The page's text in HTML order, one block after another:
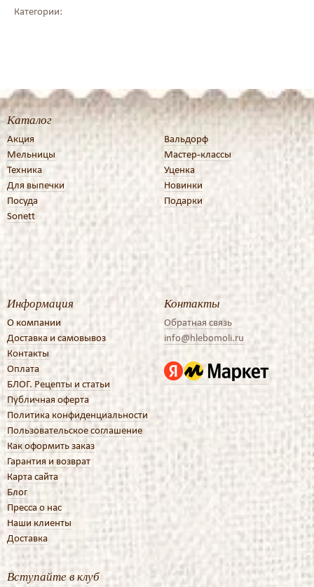
Категории:
Каталог
Акция
Мельницы
Техника
Для выпечки
Посуда
Sonett
Вальдорф
Мастер-классы
Уценка
Новинки
Подарки
Информация
О компании
Доставка и самовывоз
Контакты
Оплата
БЛОГ. Рецепты и статьи
Публичная оферта
Политика конфиденциальности
Пользовательское соглашение
Как оформить заказ
Гарантия и возврат
Карта сайта
Блог
Пресса о нас
Наши клиенты
Доставка
Контакты
Обратная связь
info@hlebomoli.ru
Вступайте в клуб